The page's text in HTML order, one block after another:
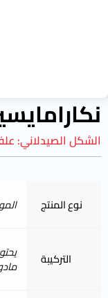
الشكل الصيدلاني:
نوع المنتج
التركيبة يحتوي